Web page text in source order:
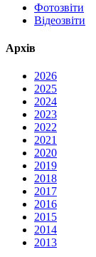
Фотозвіти
Відеозвіти
Архів
2026
2025
2024
2023
2022
2021
2020
2019
2018
2017
2016
2015
2014
2013